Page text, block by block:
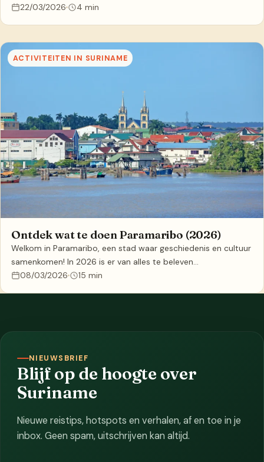
22/03/2026
4 min
ACTIVITEITEN IN SURINAME
Ontdek wat te doen Paramaribo (2026)
Welkom in Paramaribo, een stad waar geschiedenis en cultuur
samenkomen! In 2026 is er van alles te beleven…
08/03/2026
15 min
NIEUWSBRIEF
Blijf op de hoogte over
Suriname
Nieuwe reistips, hotspots en verhalen, af en toe in je
inbox. Geen spam, uitschrijven kan altijd.